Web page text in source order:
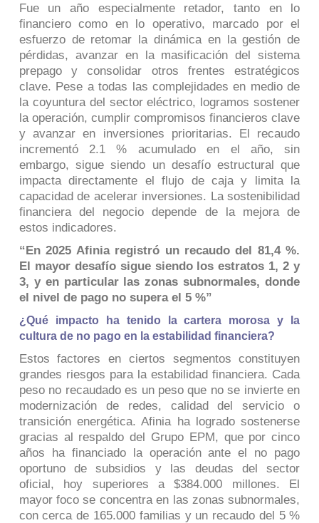
Fue un año especialmente retador, tanto en lo
financiero como en lo operativo, marcado por el
esfuerzo de retomar la dinámica en la gestión de
pérdidas, avanzar en la masificación del sistema
prepago y consolidar otros frentes estratégicos
clave. Pese a todas las complejidades en medio de
la coyuntura del sector eléctrico, logramos sostener
la operación, cumplir compromisos financieros clave
y avanzar en inversiones prioritarias. El recaudo
incrementó 2.1 % acumulado en el año, sin
embargo, sigue siendo un desafío estructural que
impacta directamente el flujo de caja y limita la
capacidad de acelerar inversiones. La sostenibilidad
financiera del negocio depende de la mejora de
estos indicadores.
“En 2025 Afinia registró un recaudo del 81,4 %.
El mayor desafío sigue siendo los estratos 1, 2 y
3, y en particular las zonas subnormales, donde
el nivel de pago no supera el 5 %”
¿Qué impacto ha tenido la cartera morosa y la
cultura de no pago en la estabilidad financiera?
Estos factores en ciertos segmentos constituyen
grandes riesgos para la estabilidad financiera. Cada
peso no recaudado es un peso que no se invierte en
modernización de redes, calidad del servicio o
transición energética. Afinia ha logrado sostenerse
gracias al respaldo del Grupo EPM, que por cinco
años ha financiado la operación ante el no pago
oportuno de subsidios y las deudas del sector
oficial, hoy superiores a $384.000 millones. El
mayor foco se concentra en las zonas subnormales,
con cerca de 165.000 familias y un recaudo del 5 %